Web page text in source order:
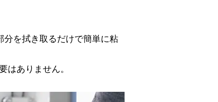
分を拭き取るだけで簡単に粘
はありません。